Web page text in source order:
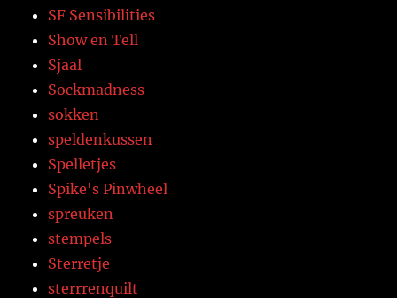
SF Sensibilities
Show en Tell
Sjaal
Sockmadness
sokken
speldenkussen
Spelletjes
Spike's Pinwheel
spreuken
stempels
Sterretje
sterrrenquilt